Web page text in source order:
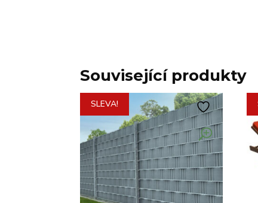
Související produkty
SLEVA!